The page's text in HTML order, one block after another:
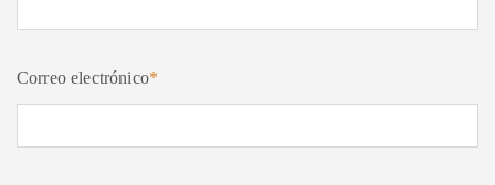
Correo electrónico*